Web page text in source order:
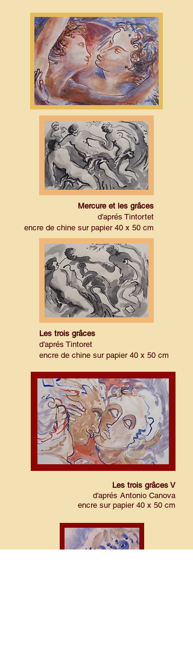
Mercure et les grâces
d'aprés Tintortet
encre de chine sur papier 40 x 50 cm
Les trois grâces
d'aprés Tintoret
encre de chine sur papier 40 x 50 cm
Les trois grâces V
d'aprés Antonio Canova
encre sur papier 40 x 50 cm